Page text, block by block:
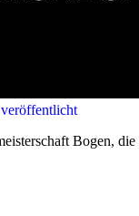
Bogen,